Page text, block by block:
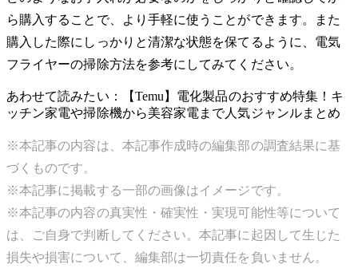
ら購入することで、より手軽に使うことができます。また
購入した際にしっかりと清潔な状態を保てるように、電気
フライヤーの掃除方法を参考にしてみてください。
あわせて読みたい：【Temu】電化製品のおすすめ特集！キ
ッチン家電や掃除機から美容家電まで人気ジャンルまとめ
※本記事の内容は、本記事作成時の編集部の調査結果に基
づくものです。
※本記事に掲載する一部の画像はイメージです。
※本記事の内容の真実性・確実性・実現可能性等について
は、ご自身で判断してください。本記事に起因して生じた
損失や損害について、編集部は一切責任を負いません。